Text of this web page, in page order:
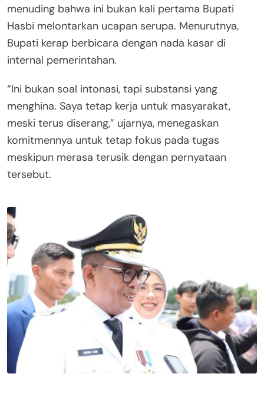
menuding bahwa ini bukan kali pertama Bupati
Hasbi melontarkan ucapan serupa. Menurutnya,
Bupati kerap berbicara dengan nada kasar di
internal pemerintahan.
“Ini bukan soal intonasi, tapi substansi yang
menghina. Saya tetap kerja untuk masyarakat,
meski terus diserang,” ujarnya, menegaskan
komitmennya untuk tetap fokus pada tugas
meskipun merasa terusik dengan pernyataan
tersebut.